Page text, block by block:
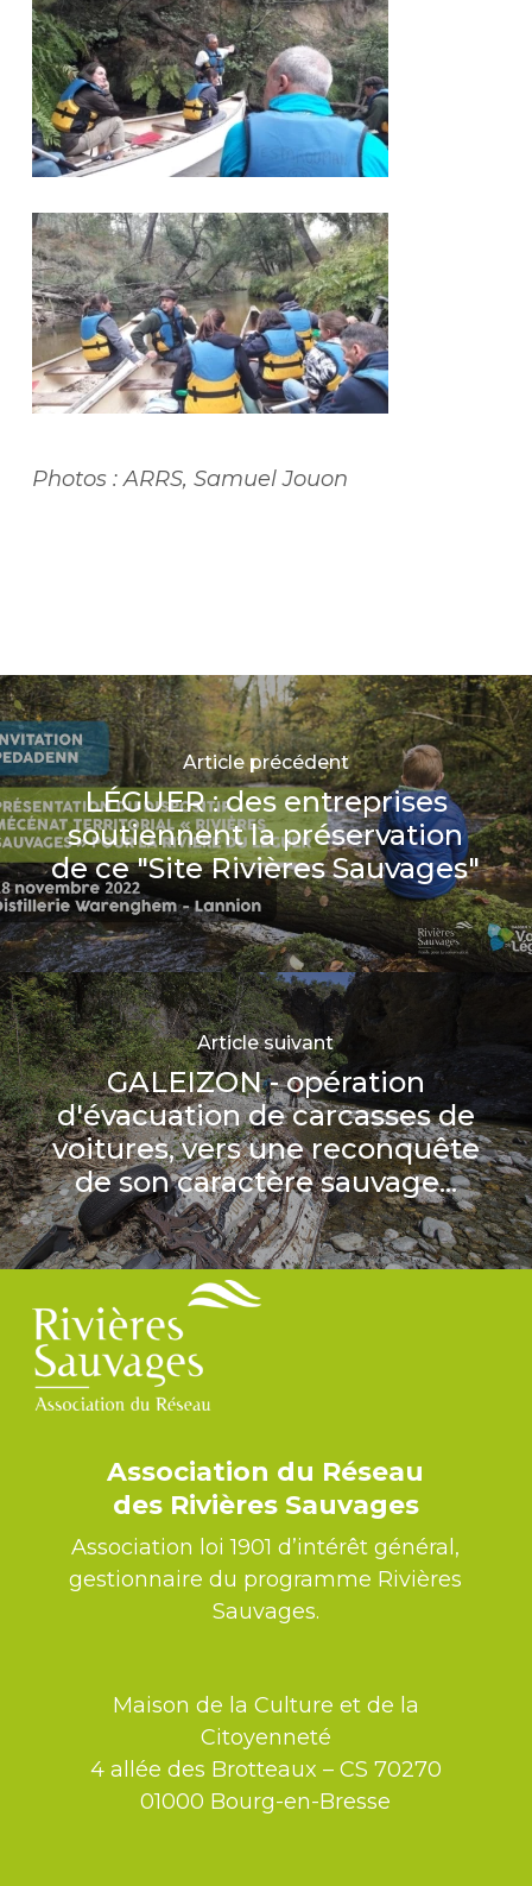
Photos : ARRS, Samuel Jouon
Article précédent
LÉGUER : des entreprises
soutiennent la préservation
de ce "Site Rivières Sauvages"
Article suivant
GALEIZON - opération
d'évacuation de carcasses de
voitures, vers une reconquête
de son caractère sauvage...
Association du Réseau
des Rivières Sauvages
Association loi 1901 d’intérêt général,
gestionnaire du programme Rivières
Sauvages.
Maison de la Culture et de la
Citoyenneté
4 allée des Brotteaux – CS 70270
01000 Bourg-en-Bresse